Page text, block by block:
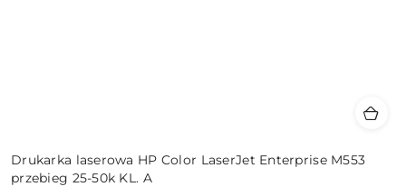
Drukarka laserowa HP Color LaserJet Enterprise M553
przebieg 25-50k KL. A